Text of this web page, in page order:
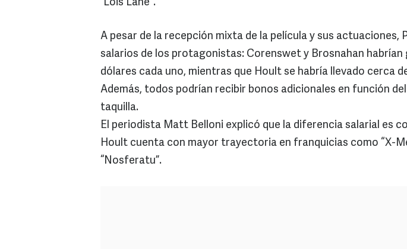
“Lois Lane”.
A pesar de la recepción mixta de la película y sus actuaciones,
salarios de los protagonistas: Corenswet y Brosnahan habrían
dólares cada uno, mientras que Hoult se habría llevado cerca
Además, todos podrían recibir bonos adicionales en función
taquilla.
El periodista Matt Belloni explicó que la diferencia salarial es
Hoult cuenta con mayor trayectoria en franquicias como “X-
“Nosferatu”.